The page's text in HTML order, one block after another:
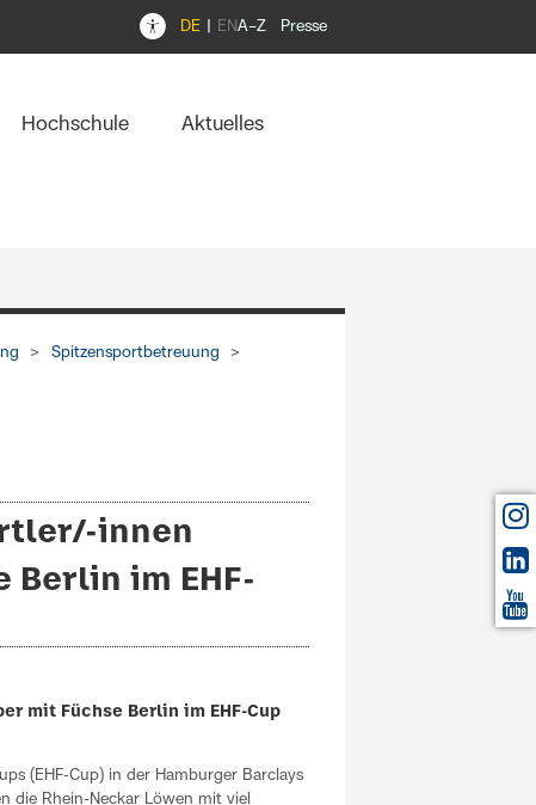
A–Z Presse
DE EN
Hochschule Aktuelles
Spitzensportbetreuung
innen
Berlin im EHF-
mit Füchse Berlin im EHF-Cup
(EHF-Cup) in der Hamburger Barclays
die Rhein-Neckar Löwen mit viel